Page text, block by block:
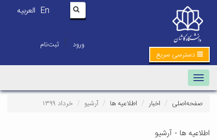
En العربیه
ورود | ثبت‌نام
دسترسی سریع
Toggle navigation
صفحه‌اصلی اخبار اطلاعیه ها آرشیو خرداد ۱۳۹۹
اطلاعیه ها - آرشیو